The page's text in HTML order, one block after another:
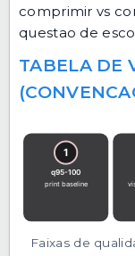
comprimir vs
questao de
TABELA DE
Faixas de